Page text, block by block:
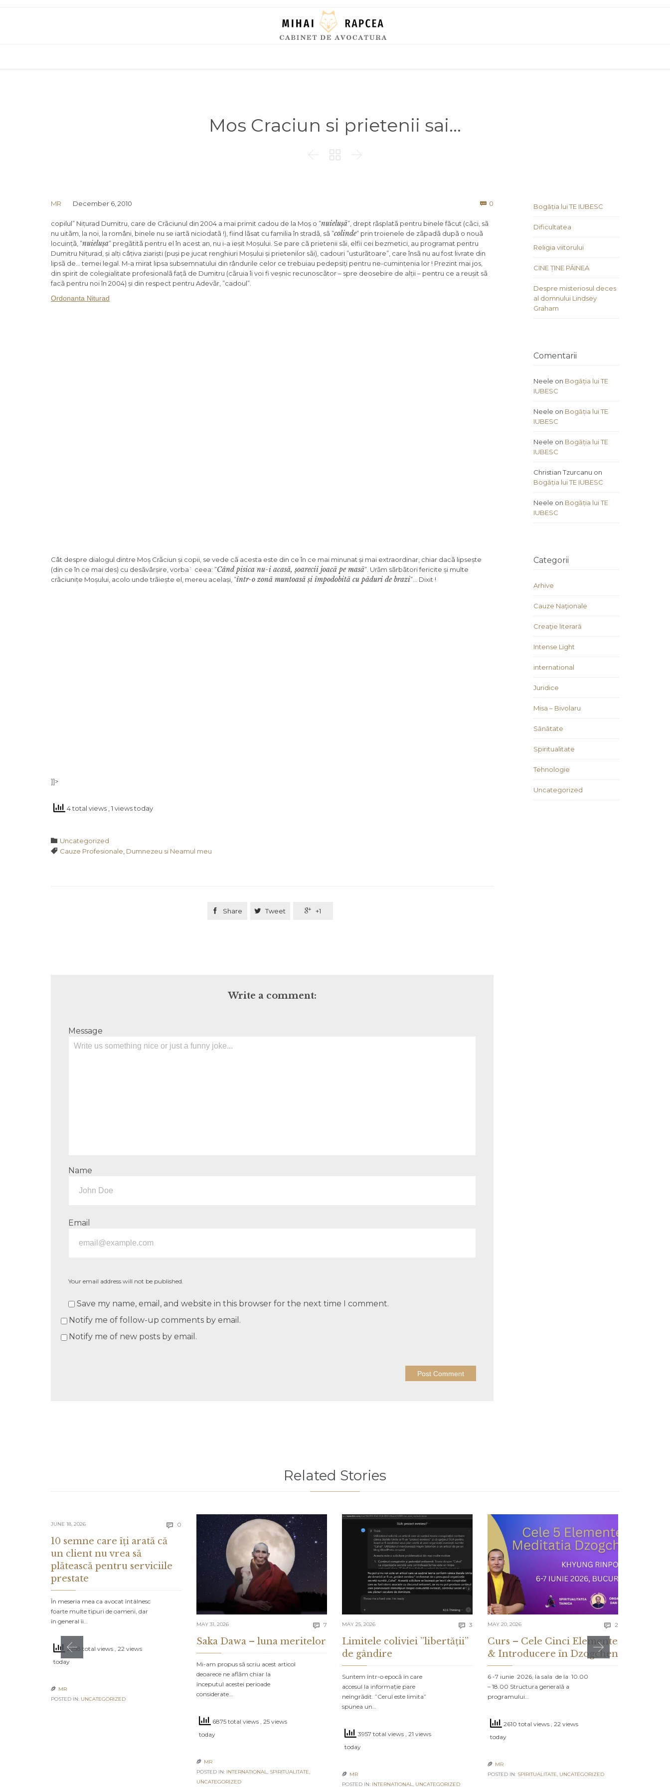
Mos Craciun si prietenii sai…
  
MR December 6, 2010  0
copilul” Nițurad Dumitru, care de Crãciunul din 2004 a mai primit cadou de la Moș o ”nuielușã”, drept rãsplatã pentru binele fãcut (cãci, sã
nu uitãm, la noi, la români, binele nu se iartã niciodatã !), fiind lãsat cu familia în stradã, sã ”colinde” prin troienele de zãpadã dupã o nouã
locuințã, ”nuielușa” pregãtitã pentru el în acest an, nu i-a ieșit Moșului. Se pare cã prietenii sãi, elfii cei bezmetici, au programat pentru
Dumitru Nițurad, și alți câțiva ziariști (puși pe jucat renghiuri Moșului și prietenilor sãi), cadouri ”usturãtoare”, care însã nu au fost livrate din
lipsã de… temei legal. M-a mirat lipsa subsemnatului din rândurile celor ce trebuiau pedepsiți pentru ne-cumințenia lor ! Prezint mai jos,
din spirit de colegialitate profesionalã fațã de Dumitru (cãruia îi voi fi veșnic recunoscãtor – spre deosebire de alții – pentru ce a reușit sã
facã pentru noi în 2004) și din respect pentru Adevãr, ”cadoul”.
Ordonanta Niturad
Cât despre dialogul dintre Moș Crãciun și copii, se vede cã acesta este din ce în ce mai minunat și mai extraordinar, chiar dacã lipsește
(din ce în ce mai des) cu desãvârșire, vorba` ceea: ”Când pisica nu-i acasã, șoarecii joacã pe masã”. Urãm sãrbãtori fericite și multe
crãciunițe Moșului, acolo unde trãiește el, mereu același, ”într-o zonã muntoasã și împodobitã cu pãduri de brazi”… Dixit !
]]>
4 total views , 1 views today
 Category
Uncategorized
 Tags
Cauze Profesionale Dumnezeu si Neamul meu
 Share  Tweet  +1
Write a comment:
Message
Name
Email
Your email address will not be published.
Save my name, email, and website in this browser for the next time I comment.
Notify me of follow-up comments by email.
Notify me of new posts by email.
Bogăția lui TE IUBESC
Dificultatea
Religia viitorului
CINE ȚINE PÂINEA
Despre misteriosul deces
al domnului Lindsey
Graham
Comentarii
Neele on Bogăția lui TE
IUBESC
Neele on Bogăția lui TE
IUBESC
Neele on Bogăția lui TE
IUBESC
Christian Tzurcanu on
Bogăția lui TE IUBESC
Neele on Bogăția lui TE
IUBESC
Categorii
Arhive
Cauze Naţionale
Creaţie literară
Intense Light
international
Juridice
Misa – Bivolaru
Sănătate
Spiritualitate
Tehnologie
Uncategorized
Related Stories
JUNE 18, 2026  0 Comments
10 semne care îți arată că
un client nu vrea să
plătească pentru serviciile
prestate
În meseria mea ca avocat întâlnesc
foarte multe tipuri de oameni, dar
în general îi…
2258 total views , 22 views
today
 MR
POSTED IN: UNCATEGORIZED
MAY 31, 2026  7 Comments
Saka Dawa – luna meritelor
Mi-am propus să scriu acest articol
deoarece ne aflăm chiar la
începutul acestei perioade
considerate…
6875 total views , 25 views
today
 MR
POSTED IN: INTERNATIONAL, SPIRITUALITATE,
UNCATEGORIZED
MAY 25, 2026  3 Comments
Limitele coliviei ”libertății”
de gândire
Suntem într-o epocă în care
accesul la informație pare
neîngrădit. ”Cerul este limita”
spunea un…
3957 total views , 21 views
today
 MR
POSTED IN: INTERNATIONAL, UNCATEGORIZED
MAY 20, 2026  2
Curs – Cele Cinci Elemente
& Introducere în Dzogchen
6 -7 iunie 2026, la sala de la 10.00
– 18.00 Structura generală a
programului…
2610 total views , 22 views
today
 MR
POSTED IN: SPIRITUALITATE, UNCATEGORIZED